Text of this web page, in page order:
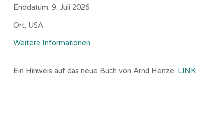
Enddatum: 9. Juli 2026
Ort: USA
Weitere Informationen
Ein Hinweis auf das neue Buch von Arnd Henze. LINK